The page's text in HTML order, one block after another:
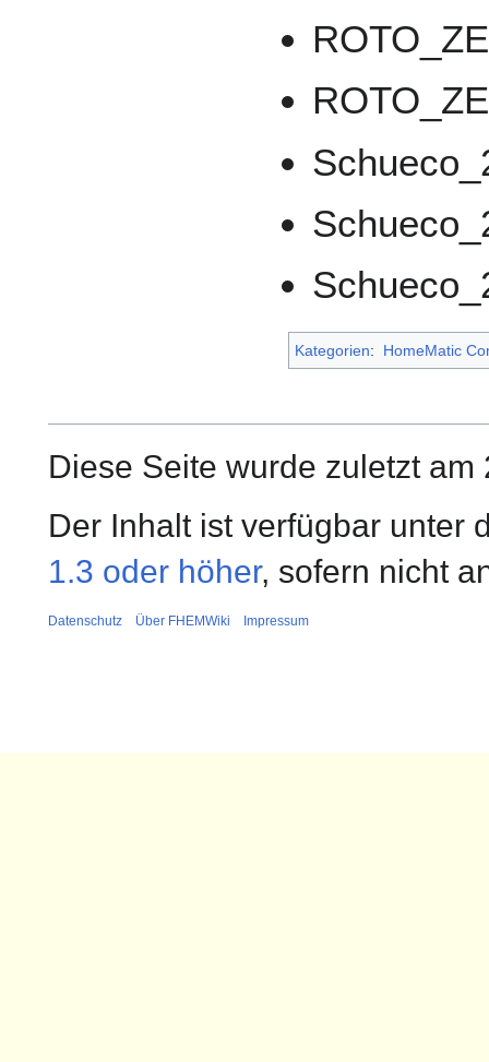
Kategorien: HomeMatic
Diese Seite wurde zuletzt
Der Inhalt ist verfügbar unter
1.3 oder höher, sofern nicht
Datenschutz Über FHEMWiki Impressum